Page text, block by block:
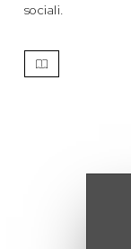
sociali.